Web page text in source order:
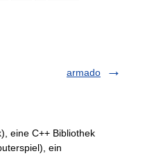
armado
eine C++ Bibliothek
ein